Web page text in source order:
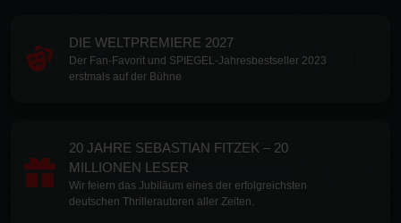
DIE WELTPREMIERE 2027
Der Fan-Favorit und SPIEGEL-Jahresbestseller 2023
erstmals auf der Bühne
20 JAHRE SEBASTIAN FITZEK – 20
MILLIONEN LESER
Wir feiern das Jubiläum eines der erfolgreichsten
deutschen Thrillerautoren aller Zeiten.